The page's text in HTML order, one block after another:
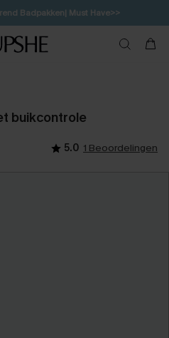
Badpakken| Must Have>>
tot 15% korting>>
SW15 1D:7H:34M:32S
buikcontrole
5.0 1 Beoordelingen